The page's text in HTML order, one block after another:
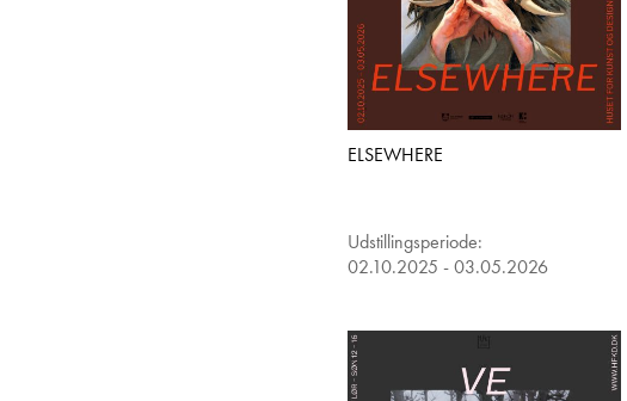
ELSEWHERE
Udstillingsperiode:
02.10.2025 - 03.05.2026